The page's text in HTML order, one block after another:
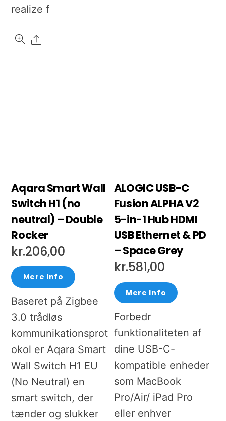
realize f
Share
Aqara Smart Wall
Switch H1 (no
neutral) – Double
Rocker
kr.206,00
Mere Info
Baseret på Zigbee
3.0 trådløs
kommunikationsprot
okol er Aqara Smart
Wall Switch H1 EU
(No Neutral) en
smart switch, der
tænder og slukker
ALOGIC USB-C
Fusion ALPHA V2
5-in-1 Hub HDMI
USB Ethernet & PD
– Space Grey
kr.581,00
Mere Info
Forbedr
funktionaliteten af
dine USB-C-
kompatible enheder
som MacBook
Pro/Air/ iPad Pro
eller enhver